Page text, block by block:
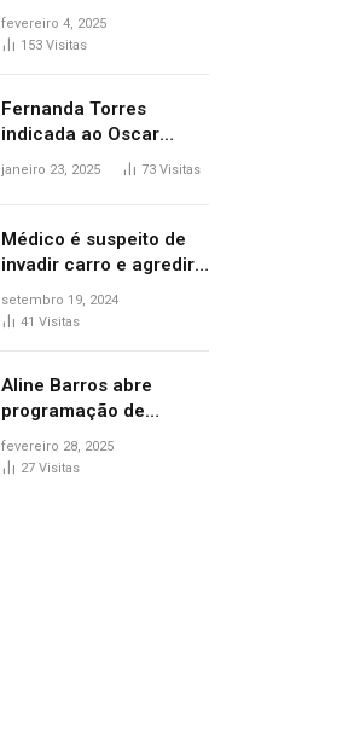
Censori, esposa de
Kanye West que
fevereiro 4, 2025
153 Visitas
Fernanda Torres
indicada ao Oscar
2025: veja as
janeiro 23, 2025 73 Visitas
Médico é suspeito de
invadir carro e agredir
delegado aposentado
durante confusão no
setembro 19, 2024
41 Visitas
Aline Barros abre
programação de
Carnaval na Praça dos
Girassóis nesta sexta-
fevereiro 28, 2025
27 Visitas